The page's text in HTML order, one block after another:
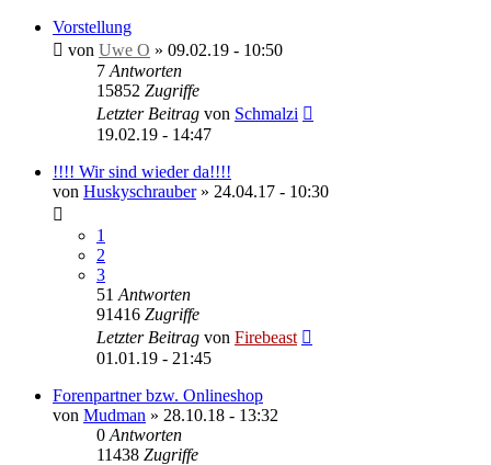
Vorstellung
von Uwe O » 09.02.19 - 10:50
7 Antworten
15852 Zugriffe
Letzter Beitrag von Schmalzi
19.02.19 - 14:47
!!!! Wir sind wieder da!!!!
von Huskyschrauber» 24.04.17 - 10:30
1
2
3
51 Antworten
91416 Zugriffe
Letzter Beitrag von Firebeast
01.01.19 - 21:45
Forenpartner bzw. Onlineshop
von Mudman » 28.10.18 - 13:32
0 Antworten
11438 Zugriffe